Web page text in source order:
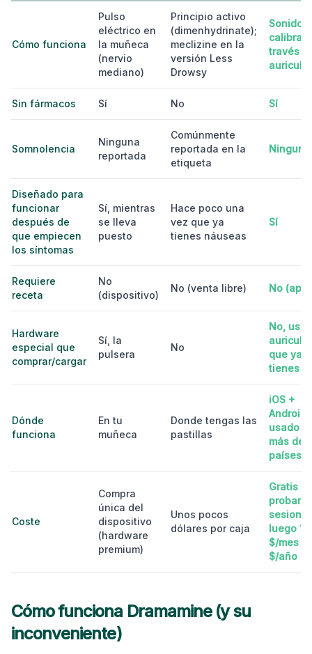
Cómo funciona
Pulso
eléctrico en
la muñeca
(nervio
mediano)
Principio activo
(dimenhydrinate);
meclizine en la
versión Less
Drowsy
Sonido
través
Sin fármacos Sí No Sí
Somnolencia
Ninguna
reportada
Comúnmente
reportada en la
etiqueta
Ninguna
Diseñado para
funcionar
después de
que empiecen
los síntomas
Sí, mientras
se lleva
puesto
Hace poco una
vez que ya
tienes náuseas
Sí
Requiere
receta
No
(dispositivo)
No (venta libre) No (app)
Hardware
especial que
comprar/cargar
Sí, la
pulsera
No
No, usa
que ya
tienes
Dónde
funciona
En tu
muñeca
Donde tengas las
pastillas
iOS +
Android,
usado
más de
países
Coste
Compra
única del
dispositivo
(hardware
premium)
Unos pocos
dólares por caja
Gratis
probar
luego 10
$/mes o
$/año
Cómo funciona Dramamine (y su
inconveniente)